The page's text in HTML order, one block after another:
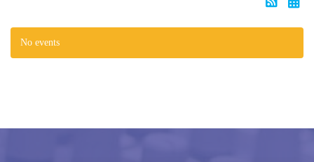
No events